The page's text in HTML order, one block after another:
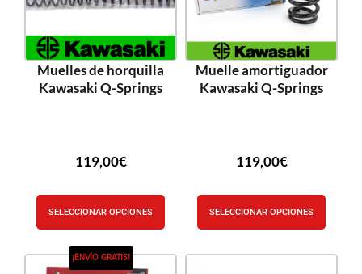
Muelles de horquilla
Kawasaki Q-Springs
119,00€
SELECCIONAR OPCIONES
Muelle amortiguador
Kawasaki Q-Springs
119,00€
SELECCIONAR OPCIONES
¡ENVÍO GRATIS!